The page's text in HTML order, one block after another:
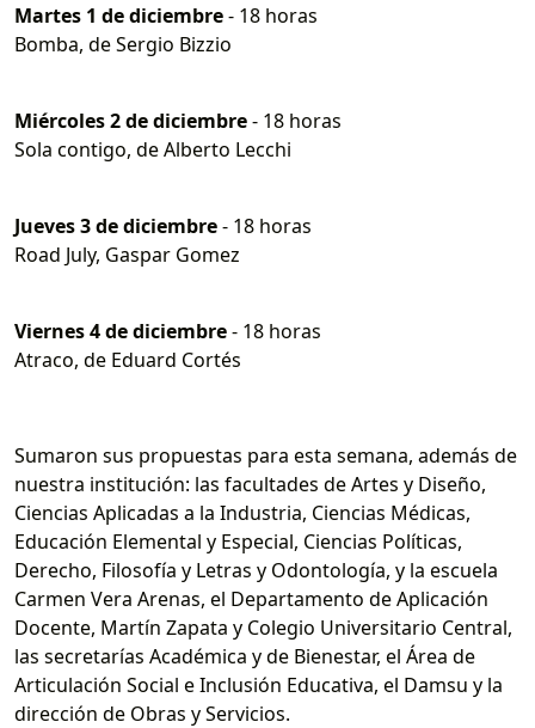
Martes 1 de diciembre- 18 horas
Bomba, de Sergio Bizzio
​Miércoles 2 de diciembre- 18 horas
Sola contigo, de Alberto Lecchi
Jueves 3 de diciembre- 18 horas
Road July, Gaspar Gomez
Viernes 4 de diciembre- 18 horas
Atraco, de Eduard Cortés
Sumaron sus propuestas para esta semana, además de
nuestra institución: las facultades de Artes y Diseño,
Ciencias Aplicadas a la Industria, Ciencias Médicas,
Educación Elemental y Especial, Ciencias Políticas,
Derecho, Filosofía y Letras y Odontología, y la escuela
Carmen Vera Arenas, el Departamento de Aplicación
Docente, Martín Zapata y Colegio Universitario Central,
las secretarías Académica y de Bienestar, el Área de
Articulación Social e Inclusión Educativa, el Damsu y la
dirección de Obras y Servicios.